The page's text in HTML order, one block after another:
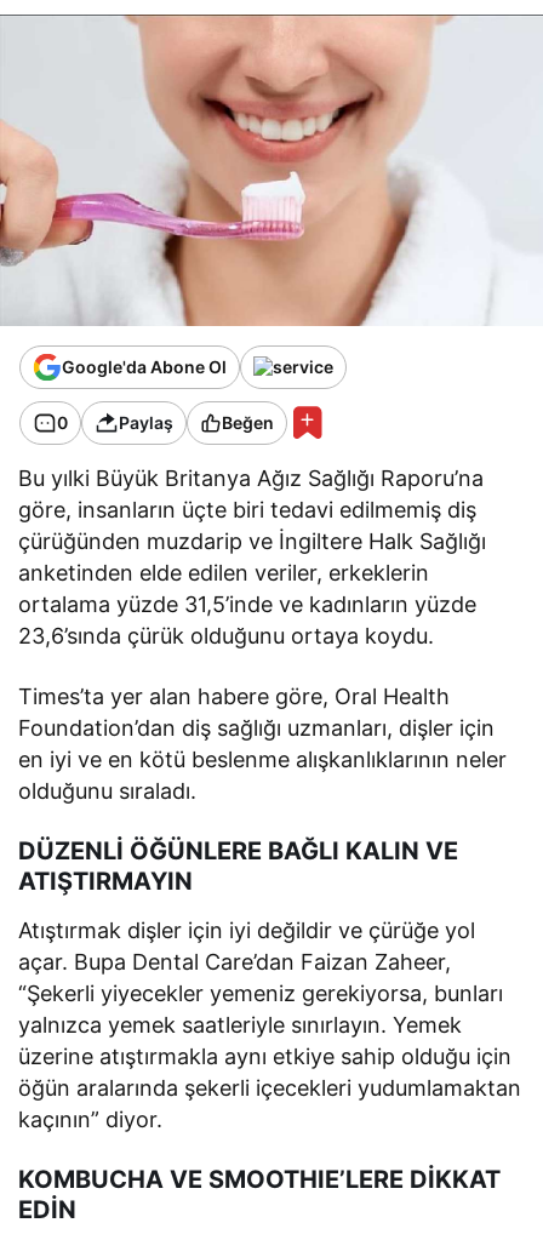
Google'da Abone Ol
0 Paylaş Beğen
Bu yılki Büyük Britanya Ağız Sağlığı Raporu’na
göre, insanların üçte biri tedavi edilmemiş diş
çürüğünden muzdarip ve İngiltere Halk Sağlığı
anketinden elde edilen veriler, erkeklerin
ortalama yüzde 31,5’inde ve kadınların yüzde
23,6’sında çürük olduğunu ortaya koydu.
Times’ta yer alan habere göre, Oral Health
Foundation’dan diş sağlığı uzmanları, dişler için
en iyi ve en kötü beslenme alışkanlıklarının neler
olduğunu sıraladı.
DÜZENLİ ÖĞÜNLERE BAĞLI KALIN VE
ATIŞTIRMAYIN
Atıştırmak dişler için iyi değildir ve çürüğe yol
açar. Bupa Dental Care’dan Faizan Zaheer,
“Şekerli yiyecekler yemeniz gerekiyorsa, bunları
yalnızca yemek saatleriyle sınırlayın. Yemek
üzerine atıştırmakla aynı etkiye sahip olduğu için
öğün aralarında şekerli içecekleri yudumlamaktan
kaçının” diyor.
KOMBUCHA VE SMOOTHIE’LERE DİKKAT
EDİN